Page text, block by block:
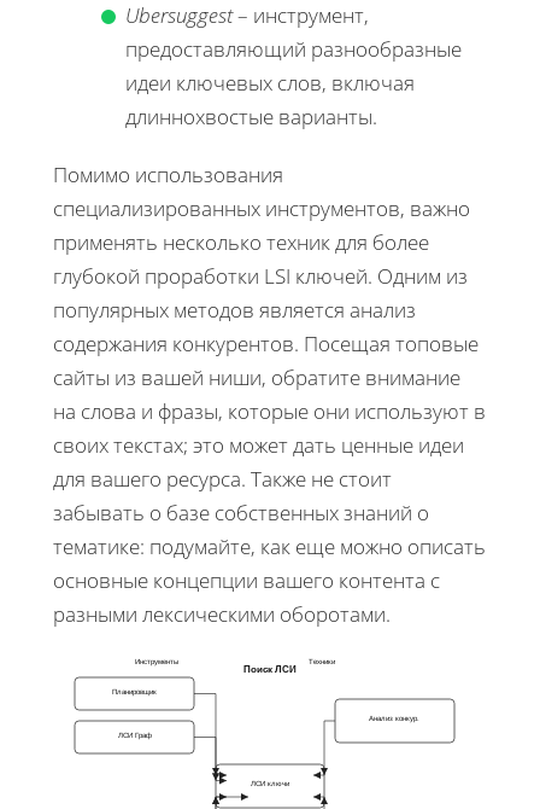
Ubersuggest– инструмент,
предоставляющий разнообразные
идеи ключевых слов, включая
длиннохвостые варианты.
Помимо использования
специализированных инструментов, важно
применять несколько техник для более
глубокой проработки LSI ключей. Одним из
популярных методов является анализ
содержания конкурентов. Посещая топовые
сайты из вашей ниши, обратите внимание
на слова и фразы, которые они используют в
своих текстах; это может дать ценные идеи
для вашего ресурса. Также не стоит
забывать о базе собственных знаний о
тематике: подумайте, как еще можно описать
основные концепции вашего контента с
разными лексическими оборотами.
Поиск ЛСИ
Планировщик
ЛСИ Граф
Анализ конкур.
ЛСИ ключи
Инструменты Техники